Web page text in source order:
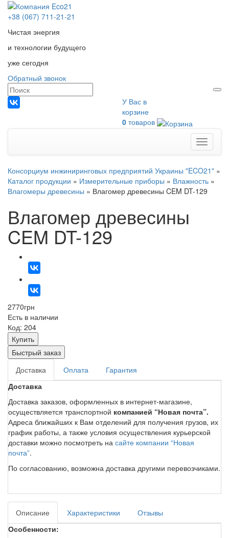
+38 (067) 711-21-21
Чистая энергия
и технологии будущего
уже сегодня
Обратный звонок
У Вас в
корзине
0 товаров
Меню
Консорциум инжиниринговых предприятий Украины "ECO21" »
Каталог продукции » Измерительные приборы » Влажность »
Влагомеры древесины » Влагомер древесины CEM DT-129
Влагомер древесины
CEM DT-129
2770грн
Есть в наличии
Код: 204
Купить
Быстрый заказ
Доставка
Оплата
Гарантия
Доставка
Доставка заказов, оформленных в интернет-магазине,
осуществляется транспортной компанией “Новая почта”.
Адреса ближайших к Вам отделений для получения грузов, их
график работы, а также условия осуществления курьерской
доставки можно посмотреть на сайте компании “Новая
почта”.
По согласованию, возможна доставка другими перевозчиками.
Описание Характеристики
Отзывы
Особенности: